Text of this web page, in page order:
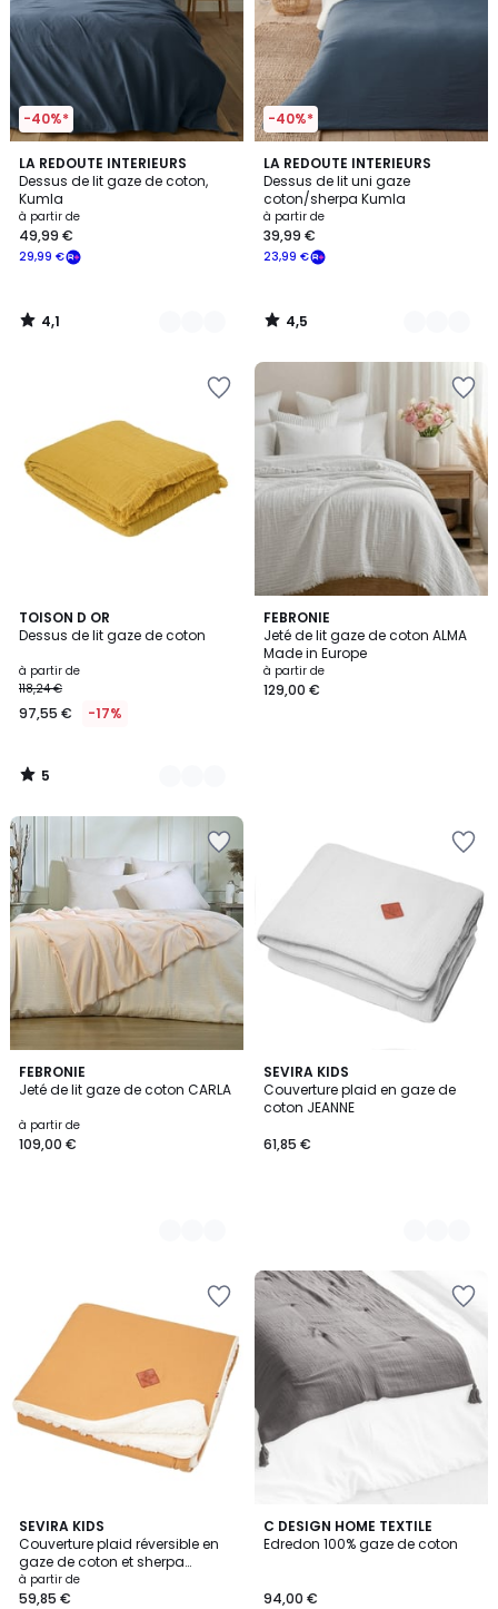
-40%*
LA REDOUTE INTERIEURS
Dessus de lit gaze de coton,
Kumla
à partir de
29,99 €
49,99 €
4,1
/ 5
6
Couleurs
4,1
/
-40%*
LA REDOUTE INTERIEURS
Dessus de lit uni gaze
coton/sherpa Kumla
à partir de
23,99 €
39,99 €
4,5
/ 5
5
Couleurs
4,5
/
TOISON D OR
Dessus de lit gaze de coton
à partir de
118,24 €
97,55 € -17%
5
/
6
Couleurs
5
/
FEBRONIE
Jeté de lit gaze de coton ALMA
Made in Europe
à partir de
129,00 €
FEBRONIE
Jeté de lit gaze de coton CARLA
à partir de
109,00 €
3
Couleurs
SEVIRA KIDS
Couverture plaid en gaze de
coton JEANNE
61,85 €
10
Couleurs
SEVIRA KIDS
Couverture plaid réversible en
gaze de coton et sherpa
JEANNE
à partir de
59,85 €
11
Couleurs
C DESIGN HOME TEXTILE
Edredon 100% gaze de coton
94,00 €
3
/